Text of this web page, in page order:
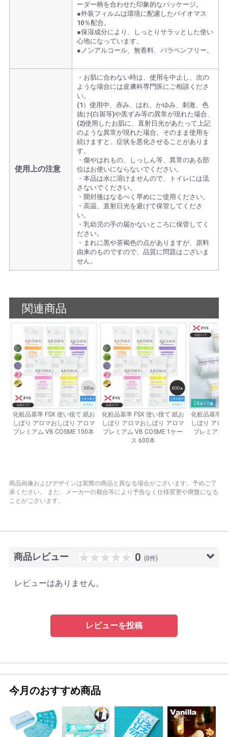
ーダー柄を合わせた印象的なパッケージ。
●外装フィルムは環境に配慮したバイオマス
10％配合。
●保湿成分により、しっとりサラッとした使い
心地になっています。
●ノンアルコール、無香料、パラベンフリー。
使用上の注意
・お肌に合わない時は、使用を中止し、次の
ような場合には皮膚科専門医にご相談くださ
い。
(1）使用中、赤み、はれ、かゆみ、刺激、色
抜け(白斑等)や黒ずみ等の異常が現れた場合、
(2)使用したお肌に、直射日光があたって上記
のような異常が現れた場合。そのまま使用を
続けますと、症状を悪化させることがありま
す。
・傷やはれもの、しっしん等、異常のある部
位はお使いにならないでください。
・本品は水に溶けませんので、トイレには流
さないでください。
・開封後はなるべく早めにご使用ください。
・高温、直射日光を避けて保管してくださ
い。
・乳幼児の手の届かないところに保管してく
ださい。
・まれに黒や茶褐色の点がありますが、原料
由来のものですので、品質に問題はございま
せん。
商品画像およびデザインは実際の商品と異なる場合がございます。予めご了
承ください。
また、メーカーの都合等により予告なく仕様変更や廃盤になる
ことがございます。
商品レビュー 0 (0件)
レビューはありません。
レビューを投稿
今月のおすすめ商品